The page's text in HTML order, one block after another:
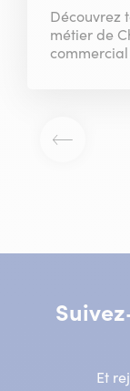
Découvrez
métier de
Et